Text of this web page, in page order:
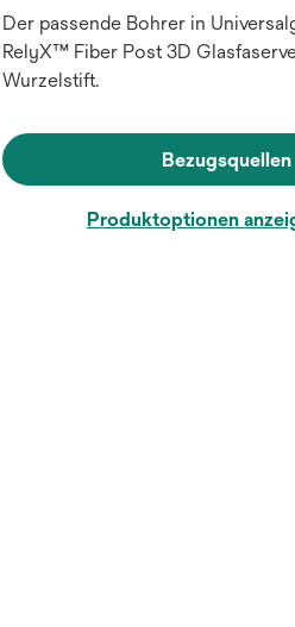
Der passende Bohrer in
RelyX™ Fiber Post 3D
Wurzelstift.
Bezugsquellen
Produktoptionen